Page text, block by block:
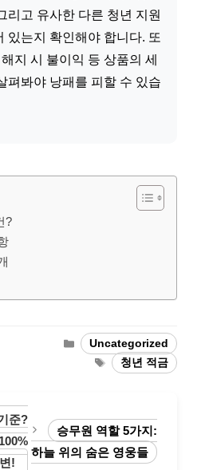
리고 유사한 다른 청년 지원
있는지 확인해야 합니다. 또
지 시 불이익 등 상품의 세
펴봐야 낭패를 피할 수 있습
?
Categories
Uncategorized
Tags청년 적금
준?
!
승무원 역할 5가지:
하늘 위의 숨은 영웅들